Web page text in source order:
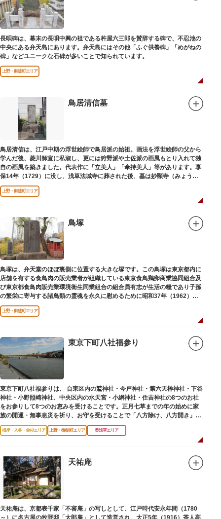
長唄碑は、幕末の長唄中興の祖である杵屋六三郎を賛辞する碑で、不忍池の
中央にある弁天島にあります。弁天島にはその他「ふぐ供養碑」「めがねの
碑」などユニークな石碑が多いことで知られています。
上野・御徒町エリア
鳥居清信墓
鳥居清信は、江戸中期の浮世絵師で鳥居派の始祖。画法を浮世絵師の父から
学んだ後、菱川師宣に私淑し、更には狩野派や土佐派の画風もとり入れて独
自の画風を築きました。代表作に「立美人」「傘持美人」等があります。享
保14年（1729）に没し、浅草法城寺に葬された後、墓は妙顕寺（みょうけ
んじ）に移されました。
上野・御徒町エリア
鳥塚
鳥塚は、弁天堂のほぼ裏側に位置する大きな塚です。この鳥塚は東京都内に
店舗を有する食鳥肉の販売業者が組織している東京食鳥鶏卵商業協同組合及
び東京都食鳥肉販売業環境衛生同業組合の組合員有志が生活の糧であり子孫
の繁栄に寄与する諸鳥類の霊魂を永久に慰めるために昭和37年（1962）に
建立されました。
上野・御徒町エリア
東京下町八社福参り
東京下町八社福参りは、 台東区内の鷲神社・今戸神社・第六天榊神社・下谷
神社・小野照崎神社、中央区内の水天宮・小網神社・住吉神社の8つのお社
をお参りして8つのお恵みを受けることです。正月七草までの年の始めに家
族の開運・無事息災を祈り、お守を受けることで「八方除け、八方開き」に
も通じます。
根岸・入谷・金杉エリア 上野・御徒町エリア 奥浅草エリア
天祐庵
天祐庵は、京都表千家「不審庵」の写しとして、江戸時代安永年間（1780
～）に名古屋の牧野邸「太郎庵」として造営され、大正5年（1916）茶人高